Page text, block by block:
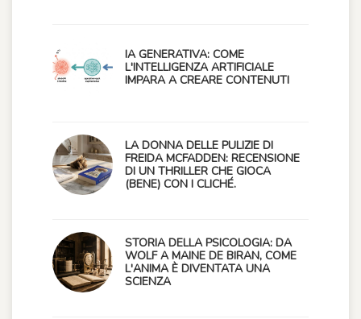
IA GENERATIVA: COME
L'INTELLIGENZA ARTIFICIALE
IMPARA A CREARE CONTENUTI
LA DONNA DELLE PULIZIE DI
FREIDA MCFADDEN: RECENSIONE
DI UN THRILLER CHE GIOCA
(BENE) CON I CLICHÉ.
STORIA DELLA PSICOLOGIA: DA
WOLF A MAINE DE BIRAN, COME
L'ANIMA È DIVENTATA UNA
SCIENZA